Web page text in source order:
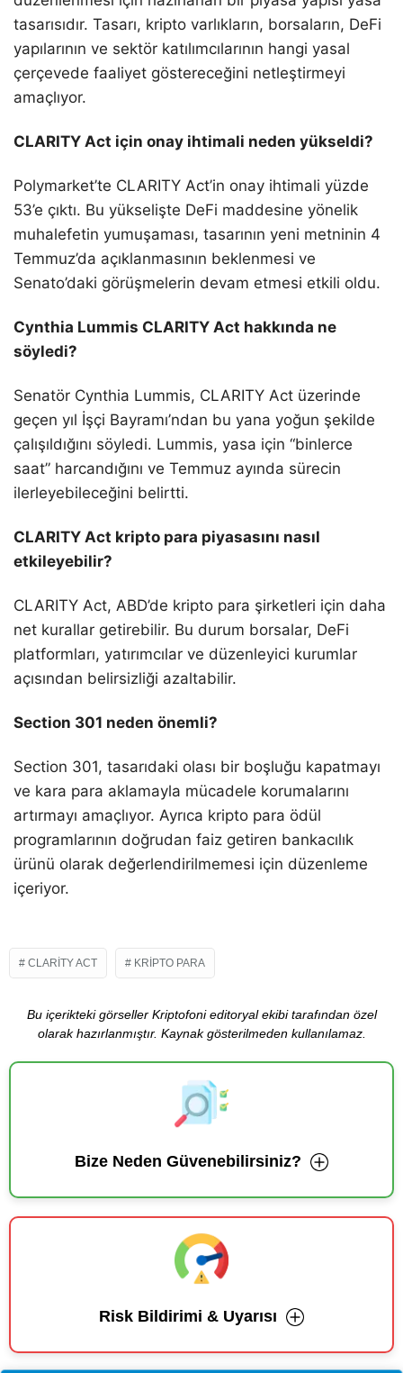
tasarısıdır. Tasarı, kripto varlıkların, borsaların, DeFi
yapılarının ve sektör katılımcılarının hangi yasal
çerçevede faaliyet göstereceğini netleştirmeyi
amaçlıyor.
CLARITY Act için onay ihtimali neden yükseldi?
Polymarket’te CLARITY Act’in onay ihtimali yüzde
53’e çıktı. Bu yükselişte DeFi maddesine yönelik
muhalefetin yumuşaması, tasarının yeni metninin 4
Temmuz’da açıklanmasının beklenmesi ve
Senato’daki görüşmelerin devam etmesi etkili oldu.
Cynthia Lummis CLARITY Act hakkında ne
söyledi?
Senatör Cynthia Lummis, CLARITY Act üzerinde
geçen yıl İşçi Bayramı’ndan bu yana yoğun şekilde
çalışıldığını söyledi. Lummis, yasa için “binlerce
saat” harcandığını ve Temmuz ayında sürecin
ilerleyebileceğini belirtti.
CLARITY Act kripto para piyasasını nasıl
etkileyebilir?
CLARITY Act, ABD’de kripto para şirketleri için daha
net kurallar getirebilir. Bu durum borsalar, DeFi
platformları, yatırımcılar ve düzenleyici kurumlar
açısından belirsizliği azaltabilir.
Section 301 neden önemli?
Section 301, tasarıdaki olası bir boşluğu kapatmayı
ve kara para aklamayla mücadele korumalarını
artırmayı amaçlıyor. Ayrıca kripto para ödül
programlarının doğrudan faiz getiren bankacılık
ürünü olarak değerlendirilmemesi için düzenleme
içeriyor.
CLARITY ACT KRIPTO PARA
Bu içerikteki görseller Kriptofoni editoryal ekibi tarafından özel
olarak hazırlanmıştır. Kaynak gösterilmeden kullanılamaz.
Bize Neden Güvenebilirsiniz?
Risk Bildirimi & Uyarısı